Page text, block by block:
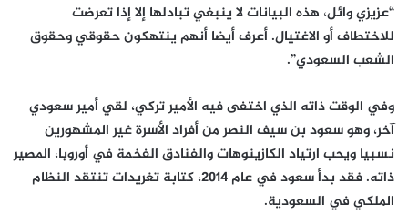
“عزيزي وائل، هذه البيانات لا ينبغي تبادلها إلا إذا تعرضت
للاختطاف أو الاغتيال. أعرف أيضا أنهم ينتهكون حقوقي وحقوق
الشعب السعودي”.
وفي الوقت ذاته الذي اختفى فيه الأمير تركي، لقي أمير سعودي
آخر، وهو سعود بن سيف النصر من أفراد الأسرة غير المشهورين
نسبيا ويحب ارتياد الكازينوهات والفنادق الفخمة في أوروبا، المصير
ذاته. فقد بدأ سعود في عام 2014، كتابة تغريدات تنتقد النظام
الملكي في السعودية.